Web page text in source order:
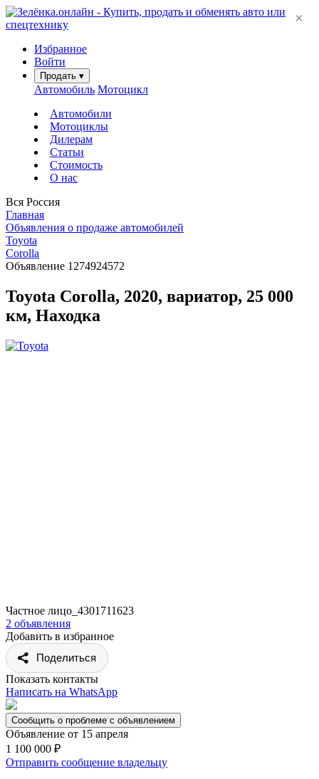
Избранное
Войти
Продать ▾
Автомобиль Мотоцикл
Автомобили
Мотоциклы
Дилерам
Статьи
Стоимость
О нас
Вся Россия
Главная
Объявления о продаже автомобилей
Toyota
Corolla
Объявление 1274924572
Toyota Corolla, 2020, вариатор, 25 000
км, Находка
Частное лицо_4301711623
2 объявления
Добавить в избранное
Поделиться
Показать контакты
Написать на WhatsApp
Сообщить о проблеме с объявлением
Объявление от 15 апреля
1 100 000 ₽
Отправить сообщение владельцу
×